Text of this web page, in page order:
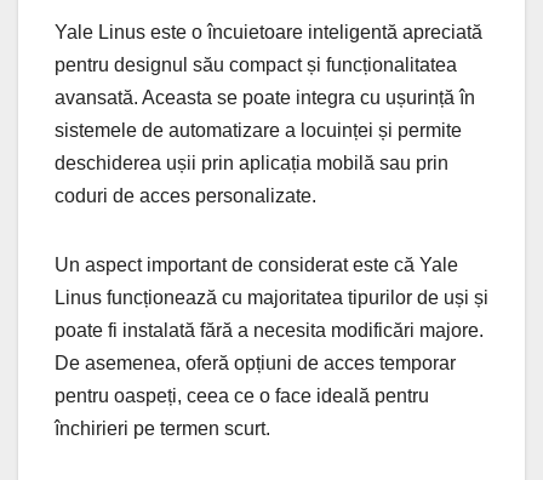
Yale Linus este o încuietoare inteligentă apreciată
pentru designul său compact și funcționalitatea
avansată. Aceasta se poate integra cu ușurință în
sistemele de automatizare a locuinței și permite
deschiderea ușii prin aplicația mobilă sau prin
coduri de acces personalizate.
Un aspect important de considerat este că Yale
Linus funcționează cu majoritatea tipurilor de uși și
poate fi instalată fără a necesita modificări majore.
De asemenea, oferă opțiuni de acces temporar
pentru oaspeți, ceea ce o face ideală pentru
închirieri pe termen scurt.